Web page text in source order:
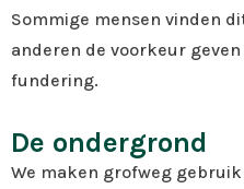
Sommige mensen vinden
anderen de voorkeur
fundering.
De ondergrond
We maken grofweg